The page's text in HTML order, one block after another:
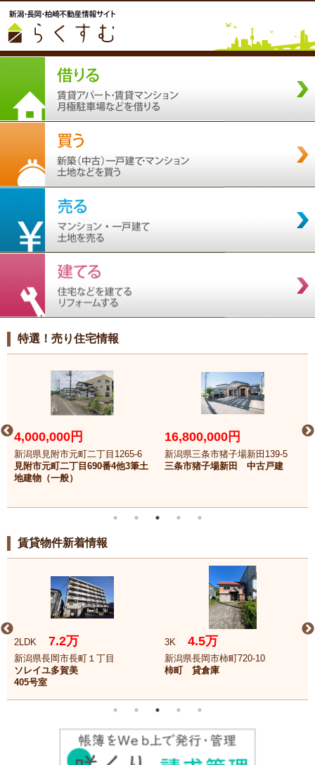
特選！売り住宅情報
4,000,000円
新潟県見附市元町二丁目1265-6
見附市元町二丁目690番4他3筆土
地建物（一般）
16,800,000円
新潟県三条市猪子場新田139-5
三条市猪子場新田 中古戸建
賃貸物件新着情報
2LDK 7.2万
新潟県長岡市長町１丁目
ソレイユ多賀美
405号室
3K 4.5万
新潟県長岡市柿町720-10
柿町 貸倉庫